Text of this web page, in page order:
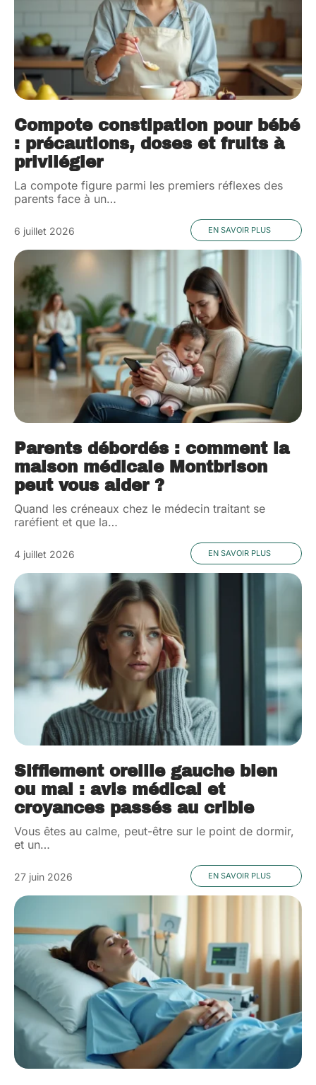
Compote constipation pour bébé
: précautions, doses et fruits à
privilégier
La compote figure parmi les premiers réflexes des
parents face à un…
6 juillet 2026 EN SAVOIR PLUS
Parents débordés : comment la
maison médicale Montbrison
peut vous aider ?
Quand les créneaux chez le médecin traitant se
raréfient et que la…
4 juillet 2026 EN SAVOIR PLUS
Sifflement oreille gauche bien
ou mal : avis médical et
croyances passés au crible
Vous êtes au calme, peut-être sur le point de dormir,
et un…
27 juin 2026 EN SAVOIR PLUS